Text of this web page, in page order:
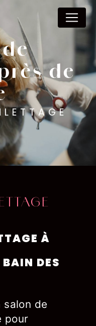
de
À
DES
salon de
pour